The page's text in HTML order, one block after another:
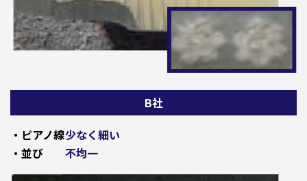
B社
・ピアノ線少なく細い
・並び
不均一